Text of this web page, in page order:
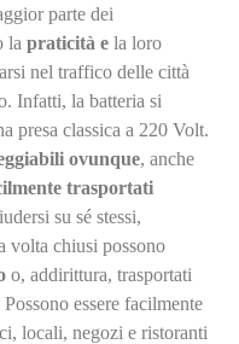
parte dei
la praticità e la loro
nel traffico delle città
Infatti, la batteria si
presa classica a 220 Volt.
ovunque, anche
trasportati
su sé stessi,
volta chiusi possono
o, addirittura, trasportati
essere facilmente
locali, negozi e ristoranti